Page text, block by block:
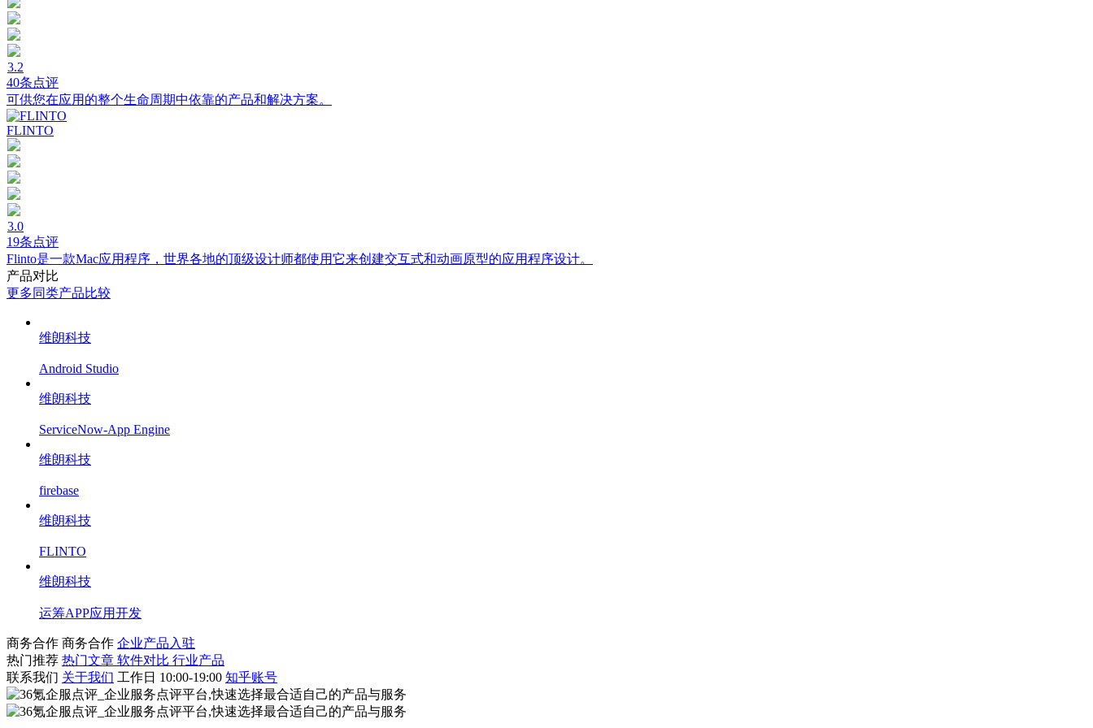
3.2
40条点评
可供您在应用的整个生命周期中依靠的产品和解决方案。
FLINTO
3.0
19条点评
Flinto是一款Mac应用程序，世界各地的顶级设计师都使用它来创建交互式和动画原型的应用程序设计。
产品对比
更多同类产品比较
维朗科技
Android Studio
维朗科技
ServiceNow-App Engine
维朗科技
firebase
维朗科技
FLINTO
维朗科技
运筹APP应用开发
商务合作 商务合作 企业产品入驻
热门推荐 热门文章 软件对比 行业产品
联系我们 关于我们 工作日 10:00-19:00 知乎账号